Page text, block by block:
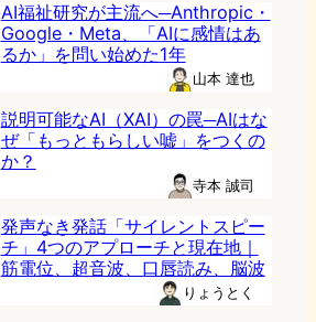
AI福祉研究が主流へ─Anthropic・
Google・Meta、「AIに感情はあ
るか」を問い始めた1年
山本 達也
説明可能なAI（XAI）の罠─AIはな
ぜ「もっともらしい嘘」をつくの
か？
寺本 誠司
発声なき発話「サイレントスピー
チ」4つのアプローチと現在地｜
筋電位、超音波、口唇読み、脳波
りょうとく